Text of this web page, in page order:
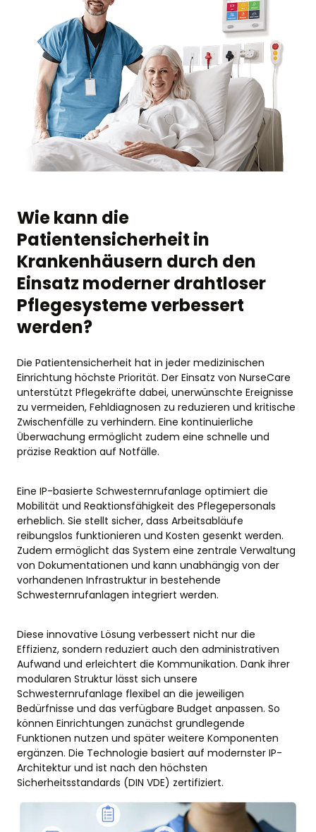
Wie kann die
Patientensicherheit in
Krankenhäusern durch den
Einsatz moderner drahtloser
Pflegesysteme verbessert
werden?
Die Patientensicherheit hat in jeder medizinischen
Einrichtung höchste Priorität. Der Einsatz von NurseCare
unterstützt Pflegekräfte dabei, unerwünschte Ereignisse
zu vermeiden, Fehldiagnosen zu reduzieren und kritische
Zwischenfälle zu verhindern. Eine kontinuierliche
Überwachung ermöglicht zudem eine schnelle und
präzise Reaktion auf Notfälle.
Eine IP-basierte Schwesternrufanlage optimiert die
Mobilität und Reaktionsfähigkeit des Pflegepersonals
erheblich. Sie stellt sicher, dass Arbeitsabläufe
reibungslos funktionieren und Kosten gesenkt werden.
Zudem ermöglicht das System eine zentrale Verwaltung
von Dokumentationen und kann unabhängig von der
vorhandenen Infrastruktur in bestehende
Schwesternrufanlagen integriert werden.
Diese innovative Lösung verbessert nicht nur die
Effizienz, sondern reduziert auch den administrativen
Aufwand und erleichtert die Kommunikation. Dank ihrer
modularen Struktur lässt sich unsere
Schwesternrufanlage flexibel an die jeweiligen
Bedürfnisse und das verfügbare Budget anpassen. So
können Einrichtungen zunächst grundlegende
Funktionen nutzen und später weitere Komponenten
ergänzen. Die Technologie basiert auf modernster IP-
Architektur und ist nach den höchsten
Sicherheitsstandards (DIN VDE) zertifiziert.